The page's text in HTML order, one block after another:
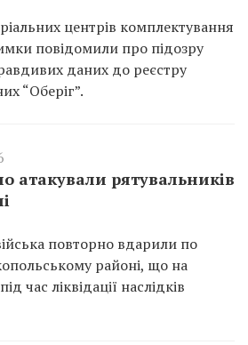
центрів комплектування
повідомили про підозру
даних до реєстру
“Оберіг”.
атакували рятувальників
повторно вдарили по
районі, що на
час ліквідації наслідків